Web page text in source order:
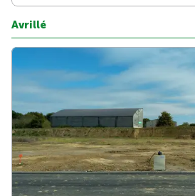
Avrillé